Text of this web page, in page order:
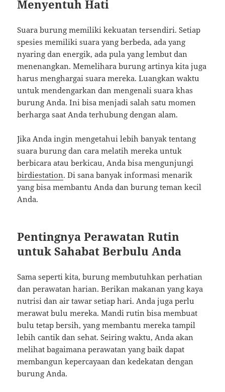
Menyentuh Hati
Suara burung memiliki kekuatan tersendiri. Setiap
spesies memiliki suara yang berbeda, ada yang
nyaring dan energik, ada pula yang lembut dan
menenangkan. Memelihara burung artinya kita juga
harus menghargai suara mereka. Luangkan waktu
untuk mendengarkan dan mengenali suara khas
burung Anda. Ini bisa menjadi salah satu momen
berharga saat Anda terhubung dengan alam.
Jika Anda ingin mengetahui lebih banyak tentang
suara burung dan cara melatih mereka untuk
berbicara atau berkicau, Anda bisa mengunjungi
birdiestation. Di sana banyak informasi menarik
yang bisa membantu Anda dan burung teman kecil
Anda.
Pentingnya Perawatan Rutin
untuk Sahabat Berbulu Anda
Sama seperti kita, burung membutuhkan perhatian
dan perawatan harian. Berikan makanan yang kaya
nutrisi dan air tawar setiap hari. Anda juga perlu
merawat bulu mereka. Mandi rutin bisa membuat
bulu tetap bersih, yang membantu mereka tampil
lebih cantik dan sehat. Seiring waktu, Anda akan
melihat bagaimana perawatan yang baik dapat
membangun kepercayaan dan kedekatan dengan
burung Anda.